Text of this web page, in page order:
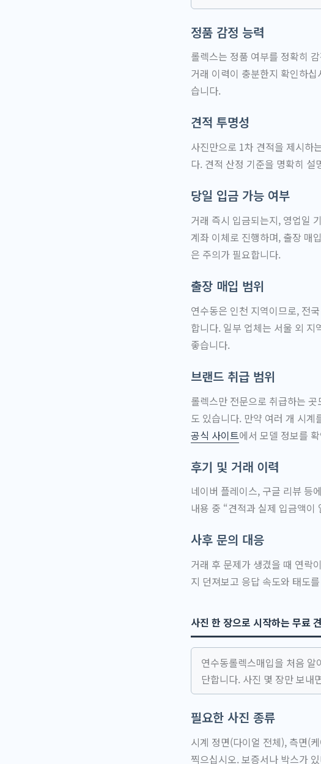
정품 감정 능력
롤렉스는 정품 여부를 정확히
거래 이력이 충분한지 확인하십
습니다.
견적 투명성
사진만으로 1차 견적을 제시하
다. 견적 산정 기준을 명확히
당일 입금 가능 여부
거래 즉시 입금되는지, 영업일
계좌 이체로 진행하며, 출장 매
은 주의가 필요합니다.
출장 매입 범위
연수동은 인천 지역이므로, 전
합니다. 일부 업체는 서울 외 지
좋습니다.
브랜드 취급 범위
롤렉스만 전문으로 취급하는
도 있습니다. 만약 여러 개 시
공식 사이트에서 모델 정보를
후기 및 거래 이력
네이버 플레이스, 구글 리뷰 등
내용 중 “견적과 실제 입금액
사후 문의 대응
거래 후 문제가 생겼을 때 연락
지 던져보고 응답 속도와 태도
사진 한 장으로 시작하는 무료
연수동롤렉스매입을 처음
단합니다. 사진 몇 장만 보내
필요한 사진 종류
시계 정면(다이얼 전체), 측면(
찍으십시오. 보증서나 박스가